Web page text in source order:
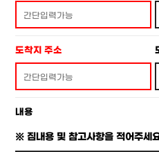
도착지 주소
내용
※ 짐내용 및 참고사항을 적어주세